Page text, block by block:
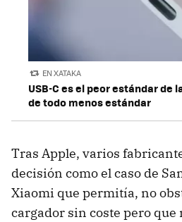
EN XATAKA
USB-C es el peor estándar de
de todo menos estándar
Tras Apple, varios
decisión como el caso de
Xiaomi que permitía, no
cargador sin coste pero